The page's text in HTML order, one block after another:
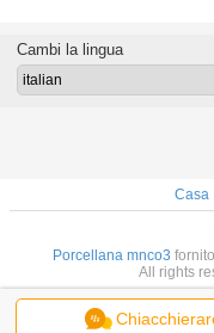
del grado di
industria -
Cambi la lingua
Casa|
Porcellana mnco3
All rights